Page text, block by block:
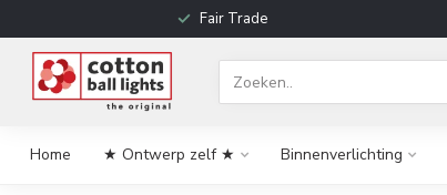
Fair Trade
Home ★ Ontwerp zelf ★ Binnenverlichting